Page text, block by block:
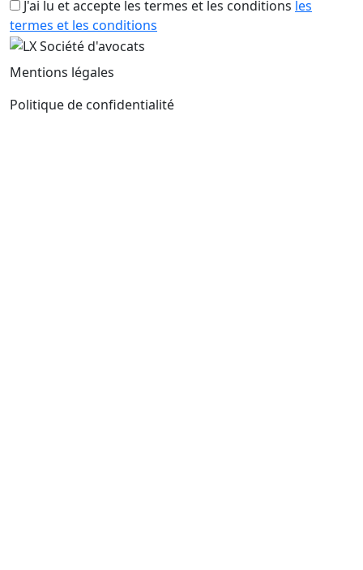
J'ai lu et accepte les termes et les conditions les
termes et les conditions
Mentions légales
Politique de confidentialité